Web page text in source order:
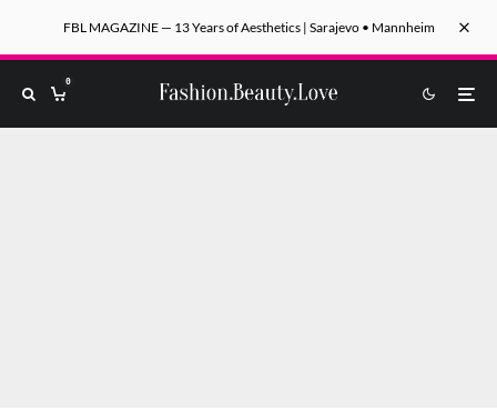
FBL MAGAZINE — 13 Years of Aesthetics | Sarajevo • Mannheim
0